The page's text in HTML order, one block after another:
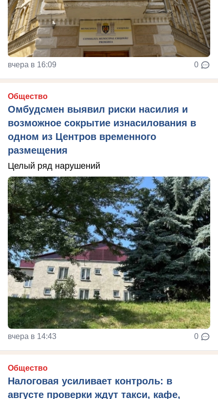
вчера в 16:09 0
Общество
Омбудсмен выявил риски насилия и
возможное сокрытие изнасилования в
одном из Центров временного
размещения
Целый ряд нарушений
вчера в 14:43 0
Общество
Налоговая усиливает контроль: в
августе проверки ждут такси, кафе,